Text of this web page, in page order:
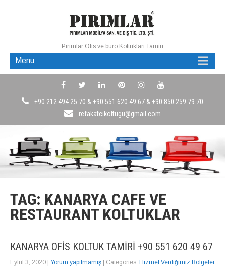
Pırımlar Ofis ve büro Koltukları Tamiri
Menu
+90 212 494 25 70 & +90 551 620 49 67 & +90 850 259 79 70
refakatcikoltugu@gmail.com
TAG: KANARYA CAFE VE
RESTAURANT KOLTUKLAR
KANARYA OFIS KOLTUK TAMIRI +90 551 620 49 67
Eylül 3, 2020 | Yorum yapılmamış | Categories: Hizmet Verdiğimiz Bölgeler